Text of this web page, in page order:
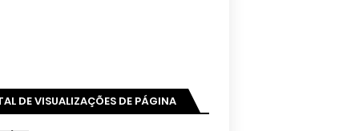
DE VISUALIZAÇÕES DE PÁGINA